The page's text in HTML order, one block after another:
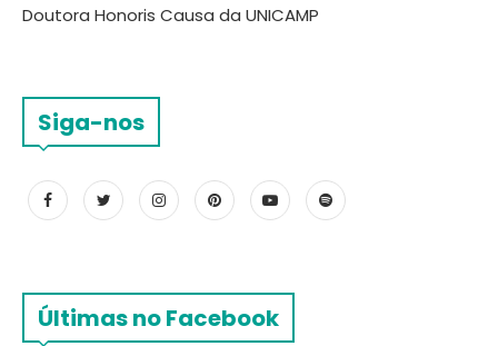
Doutora Honoris Causa da UNICAMP
Siga-nos
Últimas no Facebook